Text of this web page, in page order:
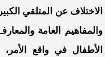
الاختلاف عن المتلقي
والمفاهيم العامة
الأطفال في واقع